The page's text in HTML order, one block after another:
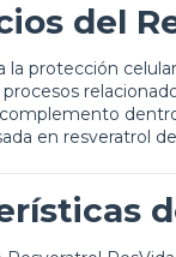
del
la protección
en resveratrol